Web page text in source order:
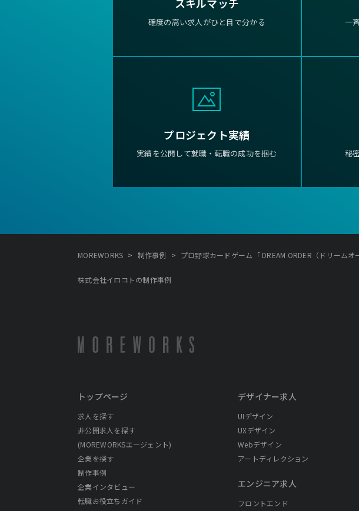
確度の高い求人がひと目で分かる 一
プロジェクト実績
実績を公開して就職・転職の成功を掴む 秘
MOREWORKS > 制作事例 > プロ野球カードゲーム「 DREAM ORDER（ドリーム
株式会社イロコトの制作事例
トップページ
求人を探す
非公開求人を探す
(MOREWORKSエージェント)
企業を探す
制作事例
企業インタビュー
転職お役立ちガイド
デザイナー求人
UIデザイン
UXデザイン
Webデザイン
アートディレクション
エンジニア求人
フロントエンド